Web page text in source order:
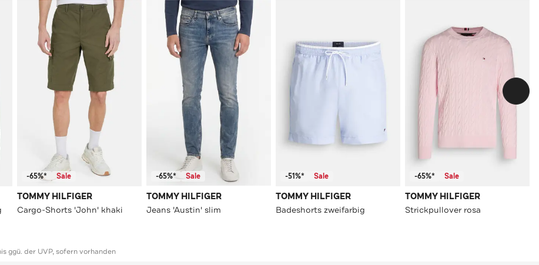
-65%* Sale
TOMMY HILFIGER
Cargo-Shorts 'John' khaki
-65%* Sale
TOMMY HILFIGER
Jeans 'Austin' slim
-51%* Sale
TOMMY HILFIGER
Badeshorts zweifarbig
-65%* Sale
TOMMY HILFIGER
Strickpullover rosa
ggü. der UVP, sofern vorhanden